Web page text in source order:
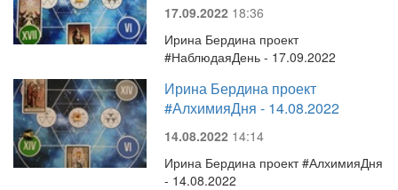
17.09.2022 18:36
Ирина Бердина проект
#НаблюдаяДень - 17.09.2022
Ирина Бердина проект
#АлхимияДня - 14.08.2022
14.08.2022 14:14
Ирина Бердина проект #АлхимияДня
- 14.08.2022